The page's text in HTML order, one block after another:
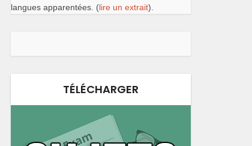
langues apparentées. (lire un extrait).
TÉLÉCHARGER